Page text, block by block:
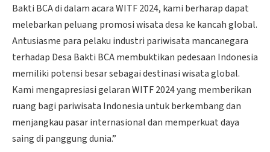
Bakti BCA di dalam acara WITF 2024, kami berharap dapat
melebarkan peluang promosi wisata desa ke kancah global.
Antusiasme para pelaku industri pariwisata mancanegara
terhadap Desa Bakti BCA membuktikan pedesaan Indonesia
memiliki potensi besar sebagai destinasi wisata global.
Kami mengapresiasi gelaran WITF 2024 yang memberikan
ruang bagi pariwisata Indonesia untuk berkembang dan
menjangkau pasar internasional dan memperkuat daya
saing di panggung dunia.”